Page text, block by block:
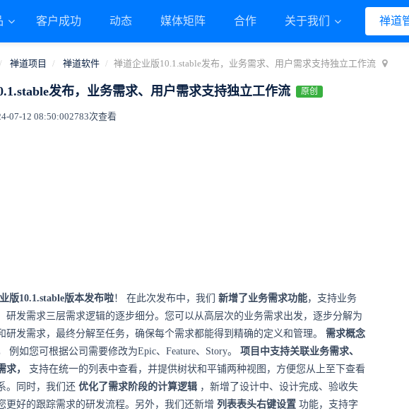
客户成功 动态 媒体矩阵 合作 关于我们 禅道
禅道项目 禅道软件 禅道企业版10.1.stable发布，业务需求、用户需求支持独立工作流
发布，业务需求、用户需求支持独立工作流 原创
07-12 08:50:002783次查看
版10.1.stable版本发布啦！ 在此次发布中，我们 新增了业务需求功能，支持业务
研发需求三层需求逻辑的逐步细分。您可以从高层次的业务需求出发，逐步分解为
研发需求，最终分解至任务，确保每个需求都能得到精确的定义和管理。
需求概念
例如您可根据公司需要修改为Epic、Feature、Story。
项目中支持关联业务需求、
求，
支持在统一的列表中查看，并提供树状和平铺两种视图，方便您从上至下查看
。同时，我们还 优化了需求阶段的计算逻辑 ，新增了设计中、设计完成、验收失
更好的跟踪需求的研发流程。另外，我们还新增 列表表头右键设置 功能，支持字